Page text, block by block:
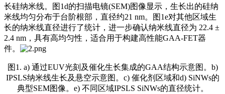
长硅纳米线。图1d的扫描电镜(SEM)图像显示，生长出的硅纳
米线均匀分布于台阶根部，直径约21 nm。图1e对其他区域生
长的纳米线直径进行了统计，进一步确认纳米线直径为 22.4 ±
2.4 nm，具有高均匀性，适合用于构建高性能GAA-FET器
件。
图1. a) 通过EUV光刻及催化生长集成的GAA结构示意图。b)
IPSLS纳米线生长及悬空示意图。c) 催化剂区域和d) SiNWs的
典型SEM图像。e) 不同区域IPSLS SiNWs的直径统计。